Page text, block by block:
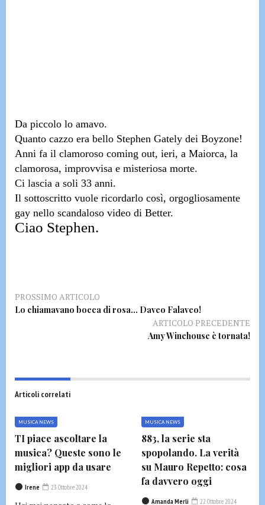
Da piccolo lo amavo.
Quanto cazzo era bello Stephen Gately dei Boyzone!
Anni fa il clamoroso coming out, ieri, a Maiorca, la
clamorosa, improvvisa e misteriosa morte.
Ci lascia a soli 33 anni.
Il sottoscritto vuole ricordarlo così, orgogliosamente
gay nello scandaloso video di Better.
Ciao Stephen.
PROSSIMO ARTICOLO
Lo chiamavano bocca di rosa… Daveo Falaveo!
ARTICOLO PRECEDENTE
Amy Winehouse è tornata!
Articoli correlati
MUSICA NEWS
TI piace ascoltare la
musica? Queste sono le
migliori app da usare
Irene 23 Ottobre 2024
MUSICA NEWS
883, la serie sta
spopolando. La verità
su Mauro Repetto: cosa
fa davvero oggi
Amanda Merli 22 Ottobre 2024